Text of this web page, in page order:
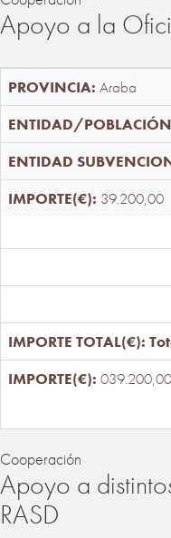
Apoyo a la
Araba
39.200,00
039.200,00
Cooperación
Apoyo a
RASD